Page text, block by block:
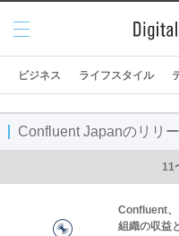
メニ
ュー
ビジネス ライフスタイル
Confluent Japanのリリ
11
Confluent、
組織の収益